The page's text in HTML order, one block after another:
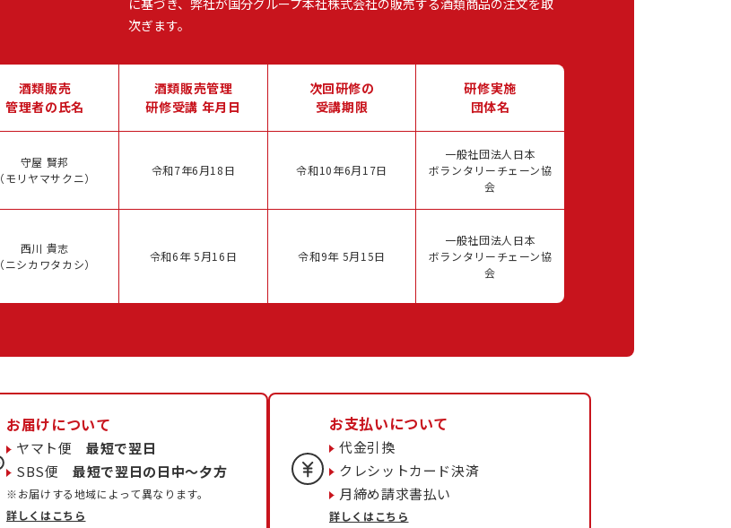
に基づき、弊社が国分グループ本社株式会社の販売する酒類商品の注文を取
次ぎます。
酒類販売
管理者の氏名
酒類販売管理
研修受講 年月日
次回研修の
受講期限
研修実施
団体名
守屋 賢邦
（モリヤマサクニ）
令和7年6月18日 令和10年6月17日
一般社団法人日本
ボランタリーチェーン協
会
西川 貴志
（ニシカワタカシ）
令和6年 5月16日 令和9年 5月15日
一般社団法人日本
ボランタリーチェーン協
会
お届けについて
ヤマト便最短で翌日
SBS便最短で翌日の日中〜夕方
※お届けする地域によって異なります。
詳しくはこちら
お支払いについて
代金引換
クレシットカード決済
月締め請求書払い
詳しくはこちら